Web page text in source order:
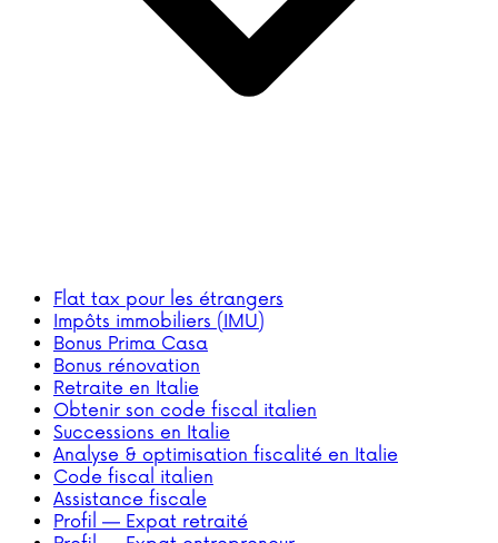
Flat tax pour les étrangers
Impôts immobiliers (IMU)
Bonus Prima Casa
Bonus rénovation
Retraite en Italie
Obtenir son code fiscal italien
Successions en Italie
Analyse & optimisation fiscalité en Italie
Code fiscal italien
Assistance fiscale
Profil — Expat retraité